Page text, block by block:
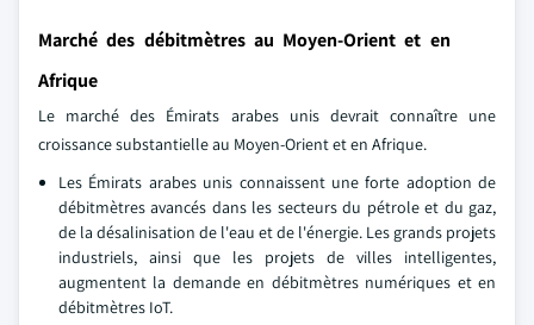
Marché des débitmètres au Moyen-Orient et en
Afrique
Le marché des Émirats arabes unis devrait connaître une
croissance substantielle au Moyen-Orient et en Afrique.
Les Émirats arabes unis connaissent une forte adoption de
débitmètres avancés dans les secteurs du pétrole et du gaz,
de la désalinisation de l'eau et de l'énergie. Les grands projets
industriels, ainsi que les projets de villes intelligentes,
augmentent la demande en débitmètres numériques et en
débitmètres IoT.